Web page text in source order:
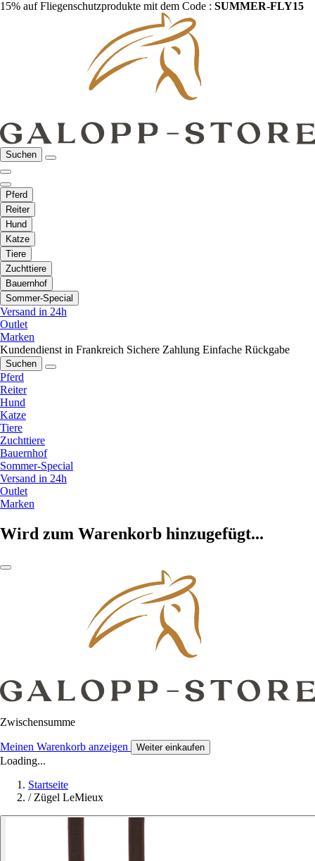
15% auf Fliegenschutzprodukte mit dem Code : SUMMER-FLY15
Suchen
Pferd
Reiter
Hund
Katze
Tiere
Zuchttiere
Bauernhof
Sommer-Special
Versand in 24h
Outlet
Marken
Kundendienst in Frankreich Sichere Zahlung Einfache Rückgabe
Suchen
Pferd
Reiter
Hund
Katze
Tiere
Zuchttiere
Bauernhof
Sommer-Special
Versand in 24h
Outlet
Marken
Wird zum Warenkorb hinzugefügt...
Zwischensumme
Meinen Warenkorb anzeigen Weiter einkaufen
Loading...
Startseite
/ Zügel LeMieux